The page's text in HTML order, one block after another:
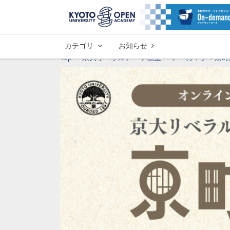
カテゴリ
お知らせ
Top
京大リベラルアーツ教室 アーカイブ：京